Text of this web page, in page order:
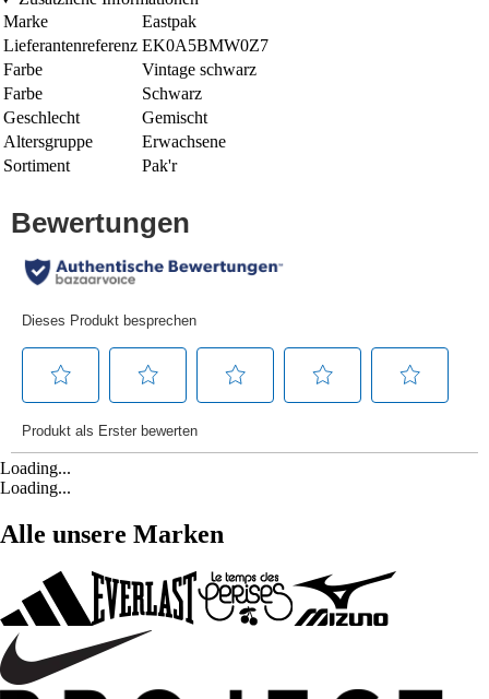
Marke
Eastpak
Lieferantenreferenz EK0A5BMW0Z7
Farbe
Vintage schwarz
Farbe
Schwarz
Geschlecht
Gemischt
Altersgruppe
Erwachsene
Sortiment
Pak'r
Loading...
Loading...
Alle unsere Marken